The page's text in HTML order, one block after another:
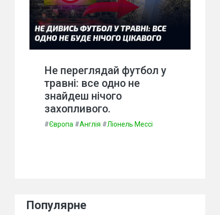
Не переглядай футбол у
травні: все одно не
знайдеш нічого
захопливого.
#Європа #Англія #Ліонель Мессі
Популярне